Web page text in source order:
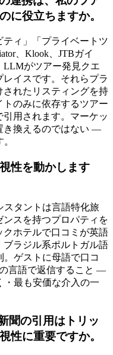
に役立ちますか。
ィ」「プライベートツ
、Klook、JTBガイ
LLMがツアー発見クエ
イスです。それらプラ
されたリスティングを持
のみに依存するツアー
用されます。マーケッ
き換えるのではない —
性を動かします
タントは言語特化旅
スを持つプロパティを
ホテルで口コミが英語
ラジル系ポルトガル語
ゲストに母語で口コ
言語で返信すること —
最も安価な介入の一
聞の引用はトリッ
性に重要ですか。